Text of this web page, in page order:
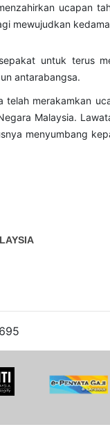
ucapan
mewujudkan
untuk terus
antarabangsa.
merakamkan
Malaysia.
menyumbang